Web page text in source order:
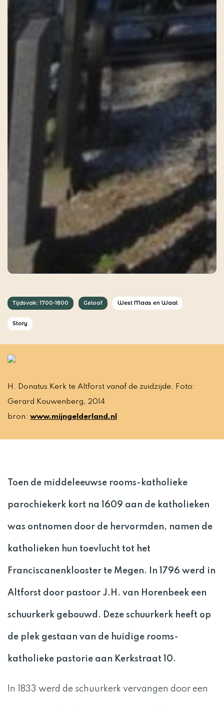
Tijdsvak: 1700-1800 Geloof West Maas en Waal
Story
H. Donatus Kerk te Altforst vanaf de zuidzijde. Foto:
Gerard Kouwenberg, 2014
bron: www.mijngelderland.nl
Toen de middeleeuwse rooms-katholieke
parochiekerk kort na 1609 aan de katholieken
was ontnomen door de hervormden, namen de
katholieken hun toevlucht tot het
Franciscanenklooster te Megen. In 1796 werd in
Altforst door pastoor J.H. van Horenbeek een
schuurkerk gebouwd. Deze schuurkerk heeft op
de plek gestaan van de huidige rooms-
katholieke pastorie aan Kerkstraat 10.
In 1833 werd de schuurkerk vervangen door een